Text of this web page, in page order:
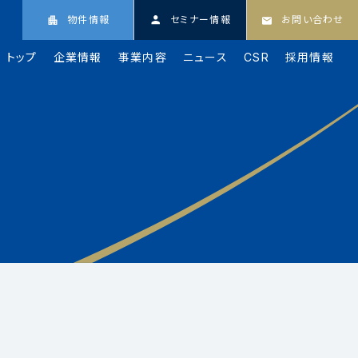
物件情報 セミナー情報 お問い合わせ
トップ 企業情報 事業内容 ニュース CSR 採用情報